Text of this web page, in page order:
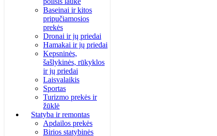
Baseinai ir kitos
pripučiamosios
prekės
Dronai ir jų priedai
Hamakai ir jų priedai
Kepsninės,
šašlykinės, rūkyklos
ir jų priedai
Laisvalaikis
Sportas
Turizmo prekės ir
žūklė
Statyba ir remontas
Apdailos prekės
Birios statybinės